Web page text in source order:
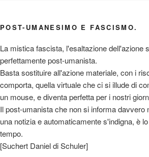
POST-UMANESIMO E FASCISMO.
La mistica fascista, l'esaltazione dell'azione
perfettamente post-umanista.
Basta sostituire all'azione materiale, con i
comporta, quella virtuale che ci si illude di
un mouse, e diventa perfetta per i nostri
Il post-umanista che non si informa davvero
una notizia e automaticamente s'indigna, è
tempo.
[Suchert Daniel di Schuler]